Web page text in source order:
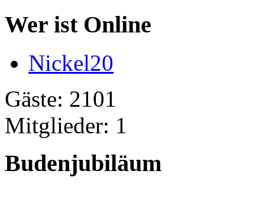
Wer ist Online
Nickel20
Gäste: 2101
Mitglieder: 1
Budenjubiläum